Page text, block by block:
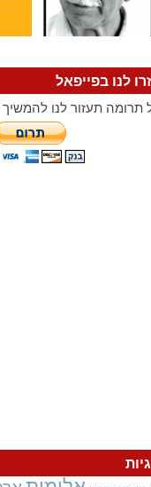
לנו בפייפאל
תעזור לנו להמשיך